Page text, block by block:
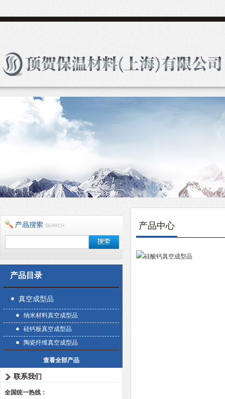
产品目录
真空成型品
纳米材料真空成型品
硅钙板真空成型品
陶瓷纤维真空成型品
查看全部产品
联系我们
全国统一热线：
产品中心